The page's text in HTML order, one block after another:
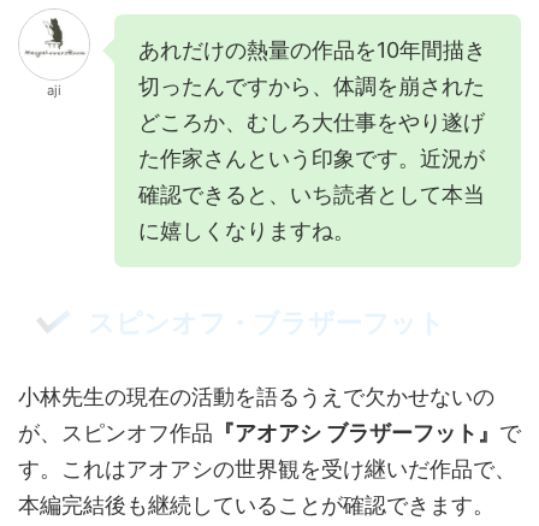
aji
あれだけの熱量の作品を10年間描き
切ったんですから、体調を崩された
どころか、むしろ大仕事をやり遂げ
た作家さんという印象です。近況が
確認できると、いち読者として本当
に嬉しくなりますね。
スピンオフ・ブラザーフット
小林先生の現在の活動を語るうえで欠かせないの
が、スピンオフ作品 『アオアシ ブラザーフット』 で
す。これはアオアシの世界観を受け継いだ作品で、
本編完結後も継続していることが確認できます。